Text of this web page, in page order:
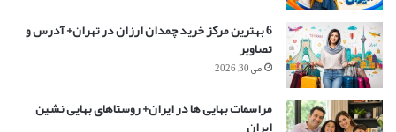
6 بهترین مرکز خرید چمدان ارزان در تهران+ آدرس و
تصاویر
می 30, 2026
مراسمات بهایی ها در ایران+ روستاهای بهایی نشین
ایران